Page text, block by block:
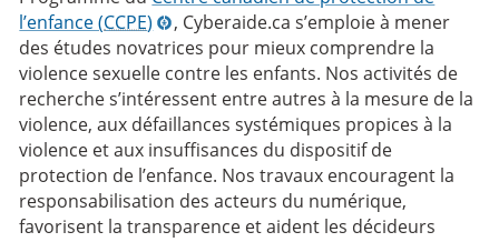
l’enfance (CCPE)
, Cyberaide.ca s’emploie à mener
des études novatrices pour mieux comprendre la
violence sexuelle contre les enfants. Nos activités de
recherche s’intéressent entre autres à la mesure de la
violence, aux défaillances systémiques propices à la
violence et aux insuffisances du dispositif de
protection de l’enfance. Nos travaux encouragent la
responsabilisation des acteurs du numérique,
favorisent la transparence et aident les décideurs